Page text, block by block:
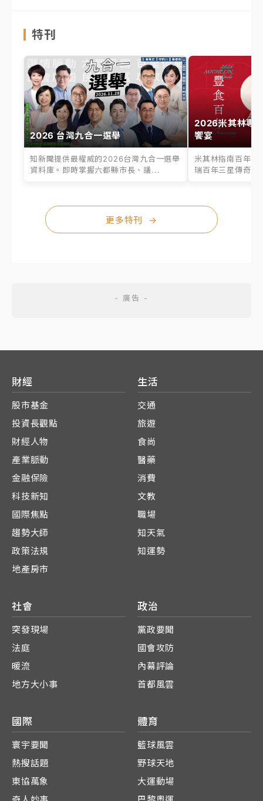
特刊
2026 台灣九合一選舉
知新聞提供最權威的2026台灣九合一選舉
資料庫。即時掌握六都縣市長、議...
2026米其林專
饗宴
米其林指南百年之
瑞百年三星傳奇、
更多特刊 →
財經
股市基金
投資長觀點
財經人物
產業脈動
金融保險
科技新知
國際焦點
趨勢大師
政策法規
地產房市
生活
交通
旅遊
食尚
醫藥
消費
文教
職場
知天氣
知運勢
社會
突發現場
法庭
暖流
地方大小事
政治
黨政要聞
國會攻防
內幕評論
首都風雲
國際
寰宇要聞
熱搜話題
東協萬象
體育
籃球風雲
野球天地
大運動場